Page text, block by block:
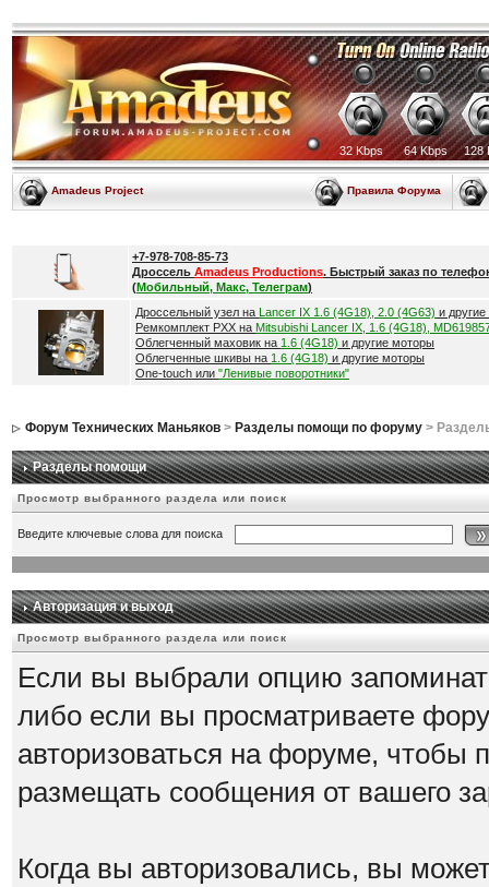
32 Kbps 64 Kbps 128
Amadeus Project Правила Форума
+7-978-708-85-73
Дроссель Amadeus Productions. Быстрый заказ по
(Мобильный, Макс, Телеграм)
Дроссельный узел на Lancer IX 1.6 (4G18), 2.0 (4G63) и
Ремкомплект РХХ на Mitsubishi Lancer IX, 1.6 (4G18),
Облегченный маховик на 1.6 (4G18) и другие моторы
Облегченные шкивы на 1.6 (4G18) и другие моторы
One-touch или "Ленивые поворотники"
Форум Технических Маньяков> Разделы помощи по форуму>
Разделы помощи
Просмотр выбранного раздела или поиск
Введите ключевые слова для поиска
Авторизация и выход
Просмотр выбранного раздела или поиск
Если вы выбрали опцию
либо если вы просматриваете
авторизоваться на форуме,
размещать сообщения от вашего
Когда вы авторизовались, вы